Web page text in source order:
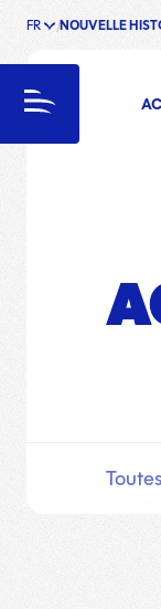
FR NOUVELLE
Menu